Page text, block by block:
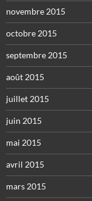
novembre 2015
octobre 2015
septembre 2015
août 2015
juillet 2015
juin 2015
mai 2015
avril 2015
mars 2015